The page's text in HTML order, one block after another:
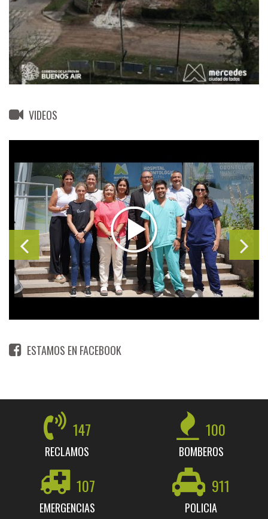
VIDEOS
ESTAMOS EN FACEBOOK
147
RECLAMOS
100
BOMBEROS
107
EMERGENCIAS
911
POLICIA